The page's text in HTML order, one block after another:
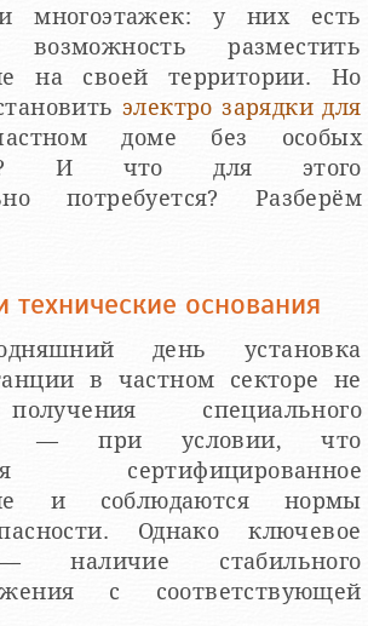
многоэтажек: у них есть
возможность разместить
на своей территории. Но
электро зарядки для
доме без особых
И что для этого
потребуется? Разберём
технические основания
день установка
в частном секторе не
специального
— при условии, что
сертифицированное
и соблюдаются нормы
Однако ключевое
наличие стабильного
с соответствующей